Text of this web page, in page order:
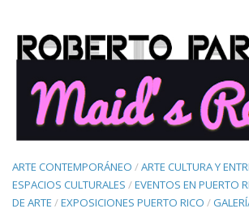
ARTE CONTEMPORÁNEO /ARTE CULTURA Y
ESPACIOS CULTURALES /EVENTOS EN PUERTO
DE ARTE /EXPOSICIONES PUERTO RICO /